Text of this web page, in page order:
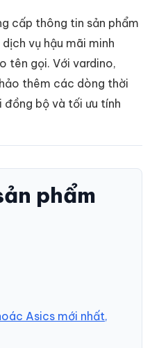
cấp thông tin sản phẩm
vụ hậu mãi minh
tên gọi. Với vardino,
thêm các dòng thời
đồng bộ và tối ưu tính
phẩm
Asics mới nhất,